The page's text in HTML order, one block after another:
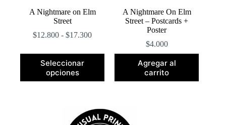
A Nightmare on Elm
Street
$12.800 - $17.300Rango
precios:
hasta
Seleccionar
opciones
Este
producto
tiene
opciones
A Nightmare On Elm
Street – Postcards +
Poster
$4.000
Agregar al
carrito